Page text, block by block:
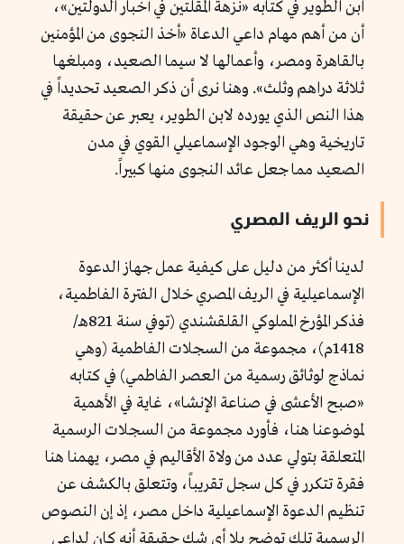
ابن الطوير في كتابه «نزهة المقلتين في أخبار الدولتين»،
أن من أهم مهام داعي الدعاة «أخذ النجوى من المؤمنين
بالقاهرة ومصر، وأعمالها لا سيما الصعيد، ومبلغها
ثلاثة دراهم وثلث». وهنا نرى أن ذكر الصعيد تحديداً في
هذا النص الذي يورده لابن الطوير، يعبر عن حقيقة
تاريخية وهي الوجود الإسماعيلي القوي في مدن
الصعيد مما جعل عائد النجوى منها كبيراً.
نحو الريف المصري
لدينا أكثر من دليل على كيفية عمل جهاز الدعوة
الإسماعيلية في الريف المصري خلال الفترة الفاطمية،
فذكر المؤرخ المملوكي القلقشندي (توفي سنة 821هـ/
1418م)، مجموعة من السجلات الفاطمية (وهي
نماذج لوثائق رسمية من العصر الفاطمي) في كتابه
«صبح الأعشى في صناعة الإنشا»، غاية في الأهمية
لموضوعنا هنا، فأورد مجموعة من السجلات الرسمية
المتعلقة بتولي عدد من ولاة الأقاليم في مصر، يهمنا هنا
فقرة تتكرر في كل سجل تقريباً، وتتعلق بالكشف عن
تنظيم الدعوة الإسماعيلية داخل مصر، إذ إن النصوص
الرسمية تلك توضح بلا أي شك حقيقة أنه كان لداعي